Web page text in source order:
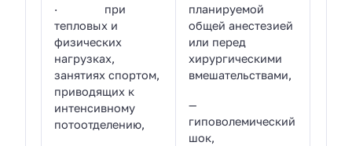
· при
тепловых и
физических
нагрузках,
занятиях спортом,
приводящих к
интенсивному
потоотделению,
планируемой
общей анестезией
или перед
хирургическими
вмешательствами,
—
гиповолемический
шок,